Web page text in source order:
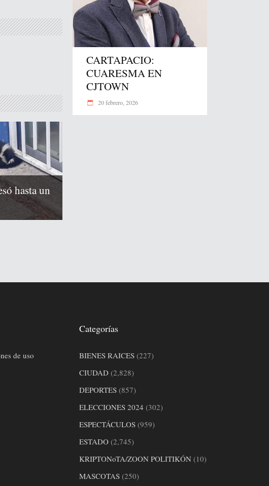
hasta un
CARTAPACIO:
CUARESMA EN
CJTOWN
20 febrero, 2026
de uso
Categorías
BIENES RAICES(227)
CIUDAD(2,828)
DEPORTES(857)
ELECCIONES 2024 (302)
ESPECTÁCULOS(959)
ESTADO(2,745)
KRIPTONoTA/ZOON POLITIKÓN(10)
MASCOTAS(250)